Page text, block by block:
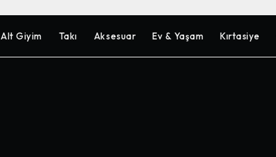
Alt Giyim Takı Aksesuar Ev & Yaşam Kırtasiye